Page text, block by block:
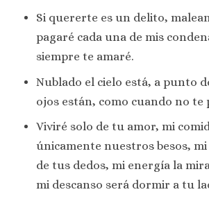
Si quererte es un delito,
pagaré cada una de mis
siempre te amaré.
Nublado el cielo está, a punto
ojos están, como cuando no te
Viviré solo de tu amor, mi
únicamente nuestros besos, mi
de tus dedos, mi energía la
mi descanso será dormir a tu